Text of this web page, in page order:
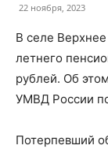
22 ноября, 2023
В селе
летнего
рублей. Об
УМВД России
Потерпевший